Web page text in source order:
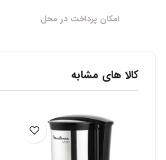
امکان پرداخت در محل
کالا های مشابه